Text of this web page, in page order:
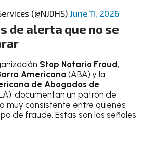
(@NJDHS) June 11, 2026
de alerta que no se
Stop Notario Fraud ,
Americana (ABA) y la
de Abogados de
documentan un patrón de
muy consistente entre quienes
de fraude. Estas son las señales